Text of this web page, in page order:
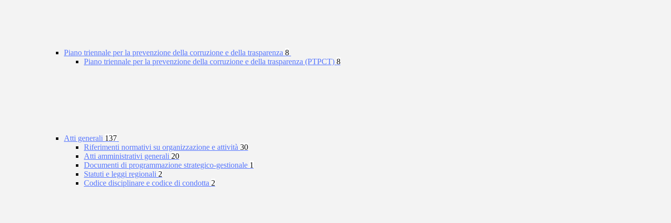
Piano triennale per la prevenzione della corruzione e della trasparenza 8
Piano triennale per la prevenzione della corruzione e della trasparenza (PTPCT) 8
Atti generali 137
Riferimenti normativi su organizzazione e attività 30
Atti amministrativi generali 20
Documenti di programmazione strategico-gestionale 1
Statuti e leggi regionali 2
Codice disciplinare e codice di condotta 2